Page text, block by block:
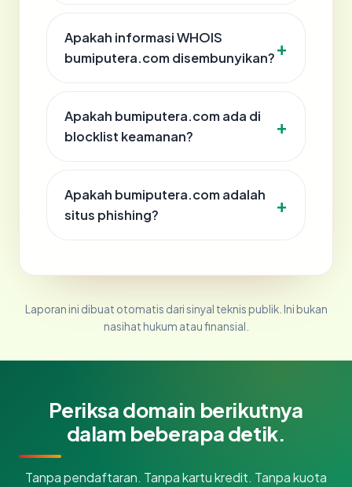
Apakah informasi WHOIS
bumiputera.com disembunyikan?
Apakah bumiputera.com ada di
blocklist keamanan?
Apakah bumiputera.com adalah
situs phishing?
Laporan ini dibuat otomatis dari sinyal teknis publik. Ini bukan
nasihat hukum atau finansial.
Periksa domain berikutnya
dalam beberapa detik.
Tanpa pendaftaran. Tanpa kartu kredit. Tanpa kuota